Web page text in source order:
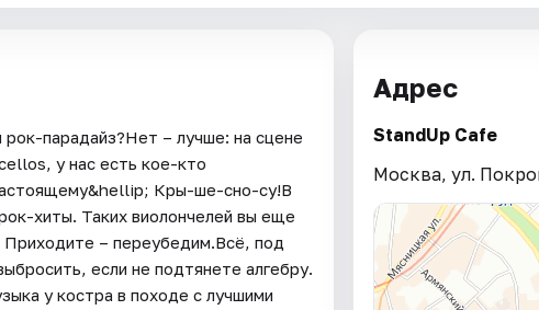
парадайз?Нет – лучше: на сцене
у нас есть кое-кто
Кры-ше-сно-су!В
хиты. Таких виолончелей вы еще
Приходите – переубедим.Всё, под
если не подтянете алгебру.
у костра в походе с лучшими
Адрес
StandUp Cafe
Москва, ул.